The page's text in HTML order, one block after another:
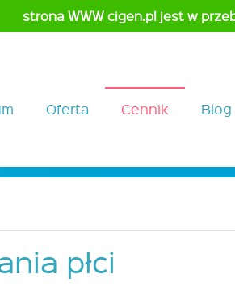
strona WWW cigen.pl jest w
Oferta Cennik Blog
płci